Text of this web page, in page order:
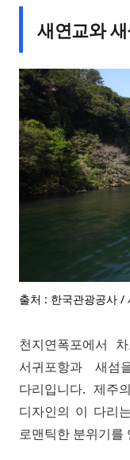
새연교와
출처 : 한국관광공사 /
천지연폭포에서
서귀포항과 새
다리입니다. 제주
디자인의 이 다리
로맨틱한 분위기를